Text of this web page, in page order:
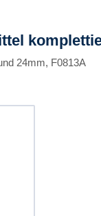
24mm, F0813A